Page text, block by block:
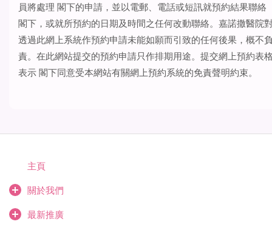
員將處理 閣下的申請，並以電郵、電話或短訊就預約結果聯絡
閣下，或就所預約的日期及時間之任何改動聯絡。嘉諾撒醫院
透過此網上系統作預約申請未能如願而引致的任何後果，概不
責。在此網站提交的預約申請只作排期用途。提交網上預約表
表示 閣下同意受本網站有關網上預約系統的免責聲明約束。
主頁
關於我們
最新推廣